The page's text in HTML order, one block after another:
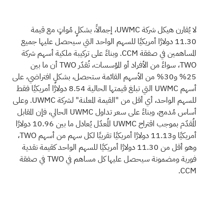
لا يُقارن هيكل شركة UWMC، إجمالاً، بشكلٍ مُواتٍ مع قيمة
11.30 دولارًا أمريكيًا للسهم الواحد التي سيحصل عليها جميع
المساهمين في صفقة CCM. وبناءً على تركيبة ملكية أسهم شركة
TWO، سواءً من الأفراد أو المؤسسات، تُقدّر TWO أن ما بين
25% و30% من الأسهم القائمة ستحصل، بشكلٍ افتراضي، على
أسهم UWMC التي تبلغ قيمتها الحالية 8.54 دولارًا أمريكيًا فقط
للسهم الواحد، أي أقل من "القيمة المعلنة" لشركة UWMC. وعلى
أساس مُدمج، وبناءً على سعر تداول UWMC الحالي، فإن المقابل
المُقدّم بموجب اقتراح UWMC المُعدّل يُعادل ما بين 10.96 دولارًا
أمريكيًا و11.13 دولارًا أمريكيًا تقريبًا لكل سهم من أسهم TWO،
وهو أقل من 11.30 دولارًا أمريكيًا للسهم الواحد كقيمة نقدية
فورية ومضمونة سيحصل عليها كل مساهم في TWO في صفقة
CCM.